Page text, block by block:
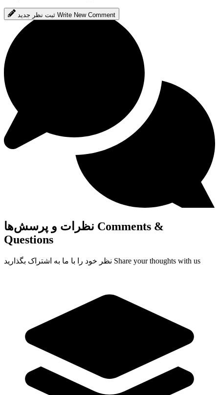
ثبت نظر جدید Write New Comment
نظرات و پرسش‌ها Comments &
Questions
نظر خود را با ما به اشتراک بگذارید Share your thoughts with us